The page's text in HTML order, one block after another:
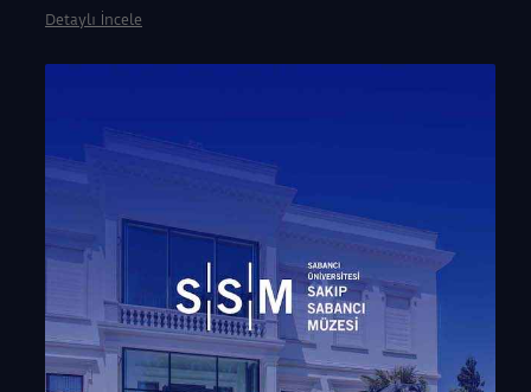
Detaylı İncele